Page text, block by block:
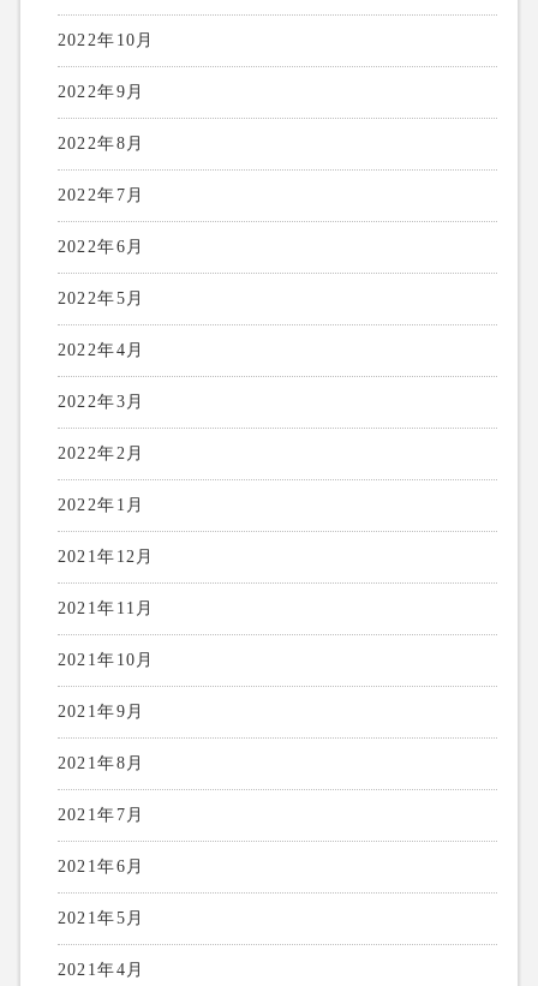
2022年10月
2022年9月
2022年8月
2022年7月
2022年6月
2022年5月
2022年4月
2022年3月
2022年2月
2022年1月
2021年12月
2021年11月
2021年10月
2021年9月
2021年8月
2021年7月
2021年6月
2021年5月
2021年4月